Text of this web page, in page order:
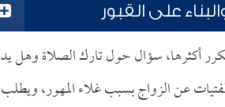
على القبور
أكثرها، سؤال حول تارك الصلاة وهل
عن الزواج بسبب غلاء المهور، ويطلب